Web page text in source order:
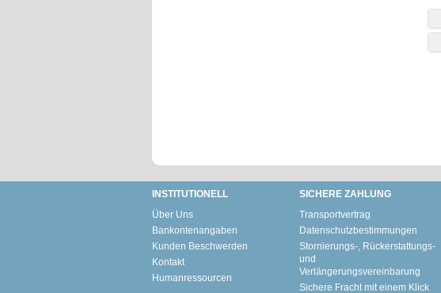
INSTITUTIONELL
Über Uns
Bankontenangaben
Kunden Beschwerden
Kontakt
Humanressourcen
SICHERE ZAHLUNG
Transportvertrag
Datenschutzbestimmungen
Stornierungs-, Rückerstattungs-
und
Verlängerungsvereinbarung
Sichere Fracht mit einem Klick